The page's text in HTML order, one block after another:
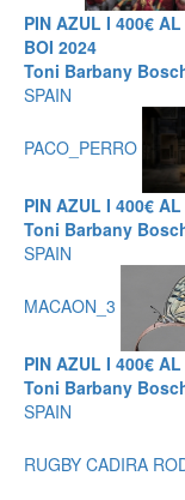
PIN AZUL I 400€
BOI 2024
Toni Barbany
SPAIN
PACO_PERRO
PIN AZUL I 400€
Toni Barbany
SPAIN
MACAON_3
PIN AZUL I 400€
Toni Barbany
SPAIN
RUGBY CADIRA